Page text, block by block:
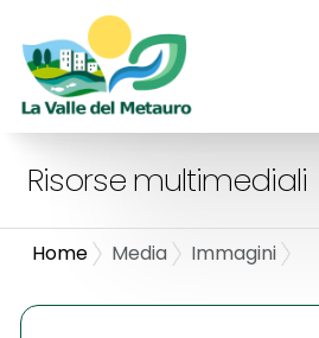
Risorse multimediali
Home Media Immagini